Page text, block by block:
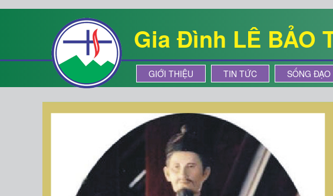
Gia Đình LÊ BẢO
GIỚI THIỆU TIN TỨC SỐNG ĐẠO